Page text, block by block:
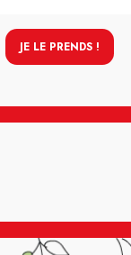
JE LE PRENDS !